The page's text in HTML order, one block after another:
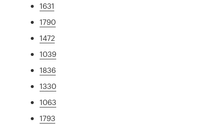
1631
1790
1472
1039
1836
1330
1063
1793